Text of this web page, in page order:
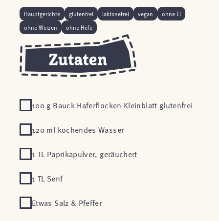
Hauptgerichte glutenfrei laktosefrei vegan
ohne Ei
ohne Weizen
ohne Hefe
100 g Bauck Haferflocken Kleinblatt glutenfrei
120 ml kochendes Wasser
1 TL Paprikapulver, geräuchert
1 TL Senf
Etwas Salz & Pfeffer